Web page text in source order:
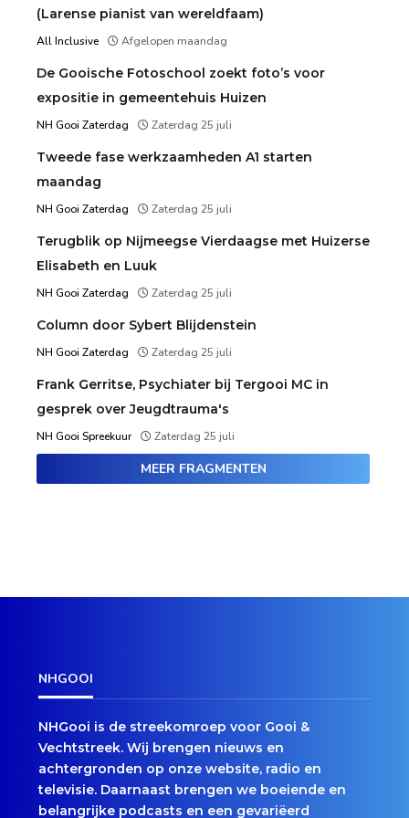
(Larense pianist van wereldfaam)
All Inclusive Afgelopen maandag
De Gooische Fotoschool zoekt foto’s voor
expositie in gemeentehuis Huizen
NH Gooi Zaterdag Zaterdag 25 juli
Tweede fase werkzaamheden A1 starten
maandag
NH Gooi Zaterdag Zaterdag 25 juli
Terugblik op Nijmeegse Vierdaagse met Huizerse
Elisabeth en Luuk
NH Gooi Zaterdag Zaterdag 25 juli
Column door Sybert Blijdenstein
NH Gooi Zaterdag Zaterdag 25 juli
Frank Gerritse, Psychiater bij Tergooi MC in
gesprek over Jeugdtrauma's
NH Gooi Spreekuur Zaterdag 25 juli
MEER FRAGMENTEN
NHGOOI
NHGooi is de streekomroep voor Gooi &
Vechtstreek. Wij brengen nieuws en
achtergronden op onze website, radio en
televisie. Daarnaast brengen we boeiende en
belangrijke podcasts en een gevariëerd